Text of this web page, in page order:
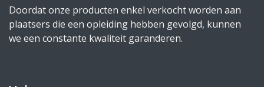
Doordat onze producten enkel verkocht worden aan
plaatsers die een opleiding hebben gevolgd, kunnen
we een constante kwaliteit garanderen.